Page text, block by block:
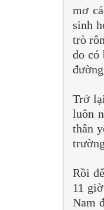
mơ
sinh
trò
do có
Trở
luôn
thân
Rồi
11
Nam